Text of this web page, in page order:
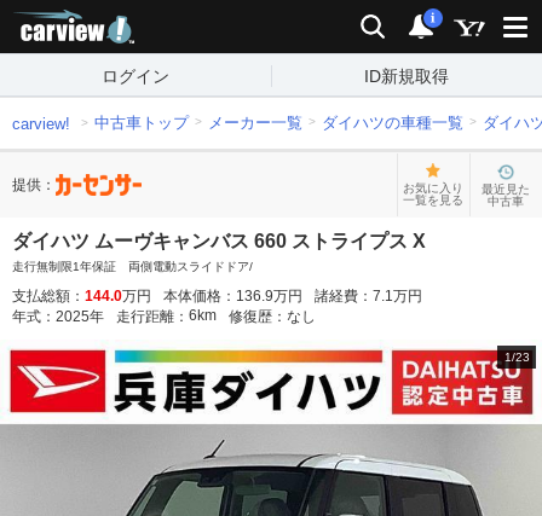
検索 通知
i
ログイン ID新規取得
carview! 中古車トップ メーカー一覧 ダイハツの車種一覧 ダイハ
提供：
お気に入り
一覧を見る
最近見た
中古車
ダイハツ ムーヴキャンバス 660 ストライプス X
走行無制限1年保証 両側電動スライドドア/
支払総額： 144.0万円 本体価格： 136.9万円 諸経費： 7.1万円
年式： 2025年 走行距離： 6 km 修復歴： なし
1/23